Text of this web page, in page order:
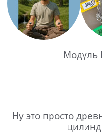
Модуль
Ну это просто